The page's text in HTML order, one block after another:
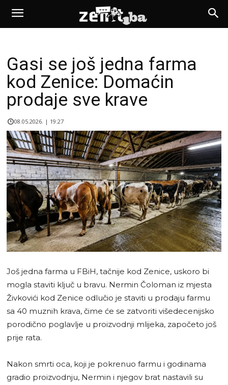
Gasi se još jedna farma
kod Zenice: Domaćin
prodaje sve krave
08.05.2026. | 19:27
Još jedna farma u FBiH, tačnije kod Zenice, uskoro bi
mogla staviti ključ u bravu. Nermin Čoloman iz mjesta
Živkovići kod Zenice odlučio je staviti u prodaju farmu
sa 40 muznih krava, čime će se zatvoriti višedecenijsko
porodično poglavlje u proizvodnji mlijeka, započeto još
prije rata.
Nakon smrti oca, koji je pokrenuo farmu i godinama
gradio proizvodnju, Nermin i njegov brat nastavili su